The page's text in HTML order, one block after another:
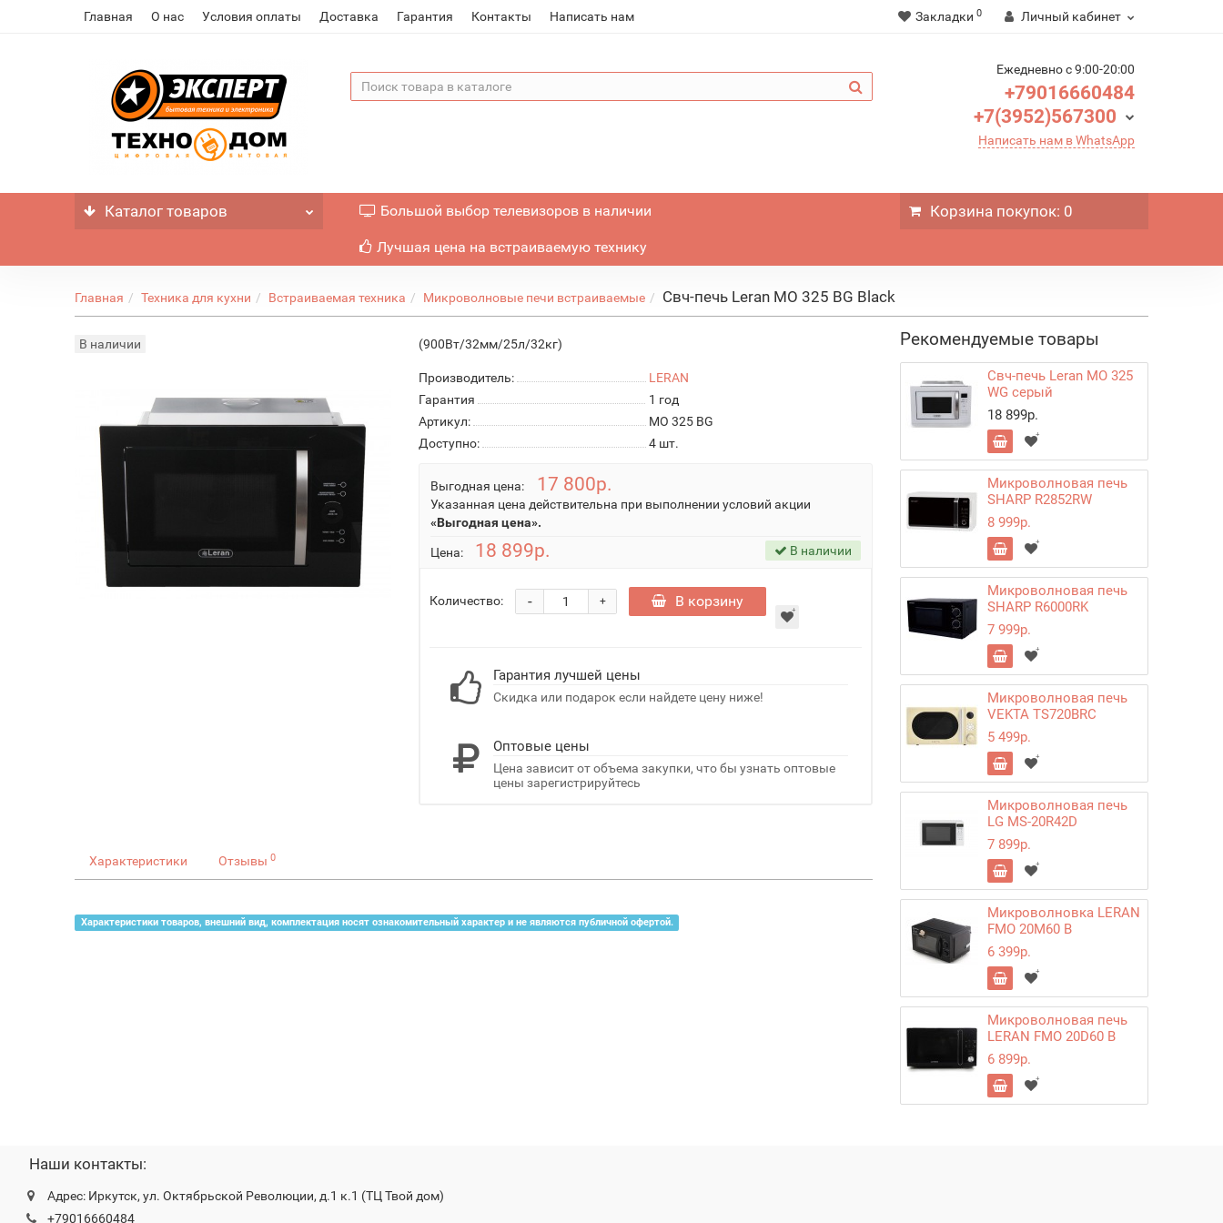
Главная О нас Условия оплаты Доставка Гарантия Контакты Написать нам Закладки 0 Личный кабинет
Ежедневно c 9:00-20:00
+79016660484
+7(3952)567300
Написать нам в WhatsApp
Каталог товаров Большой выбор телевизоров в наличии
Лучшая цена на встраиваемую технику
Корзина покупок: 0
Главная Техника для кухни Встраиваемая техника Микроволновые печи встраиваемые Свч-печь Leran MO 325 BG Black
В наличии (900Вт/32мм/25л/32кг)
Производитель:
LERAN
Гарантия
1 год
Артикул:
MO 325 BG
Доступно:
4шт.
Выгодная цена: 17 800р.
Указанная цена действительна при выполнении условий акции
«Выгодная цена».
Цена: 18 899р. В наличии
Количество: +
- В корзину
Гарантия лучшей цены
Скидка или подарок если найдете цену ниже!
Оптовые цены
Цена зависит от объема закупки, что бы узнать оптовые
цены зарегистрируйтесь
Характеристики Отзывы0
Характеристики товаров, внешний вид, комплектация носят ознакомительный характер и не являются публичной офертой.
Рекомендуемые товары
Свч-печь Leran MO 325
WG серый
18 899р.
Микроволновая печь
SHARP R2852RW
8 999р.
Микроволновая печь
SHARP R6000RK
7 999р.
Микроволновая печь
VEKTA TS720BRC
5 499р.
Микроволновая печь
LG MS-20R42D
7 899р.
Микроволновка LERAN
FMO 20M60 B
6 399р.
Микроволновая печь
LERAN FMO 20D60 B
6 899р.
Наши контакты:
Адрес: Иркутск, ул. Октябрьской Революции, д.1 к.1 (ТЦ Твой дом)
+79016660484